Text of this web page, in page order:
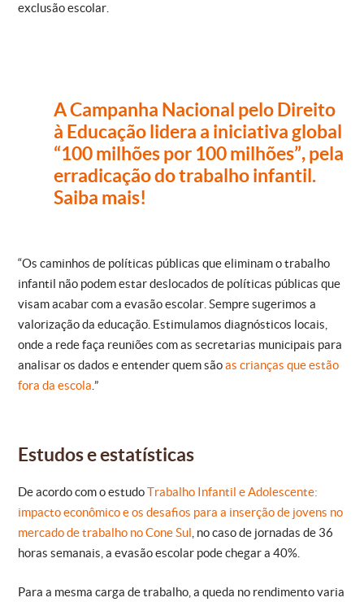
exclusão escolar.
A Campanha Nacional pelo Direito
à Educação lidera a iniciativa global
“100 milhões por 100 milhões”, pela
erradicação do trabalho infantil.
Saiba mais!
“Os caminhos de políticas públicas que eliminam o trabalho
infantil não podem estar deslocados de políticas públicas que
visam acabar com a evasão escolar. Sempre sugerimos a
valorização da educação. Estimulamos diagnósticos locais,
onde a rede faça reuniões com as secretarias municipais para
analisar os dados e entender quem sãoas crianças que estão
fora da escola.”
Estudos e estatísticas
De acordo com o estudoTrabalho Infantil e Adolescente:
impacto econômico e os desafios para a inserção de jovens no
mercado de trabalho no Cone Sul, no caso de jornadas de 36
horas semanais, a evasão escolar pode chegar a 40%.
Para a mesma carga de trabalho, a queda no rendimento varia